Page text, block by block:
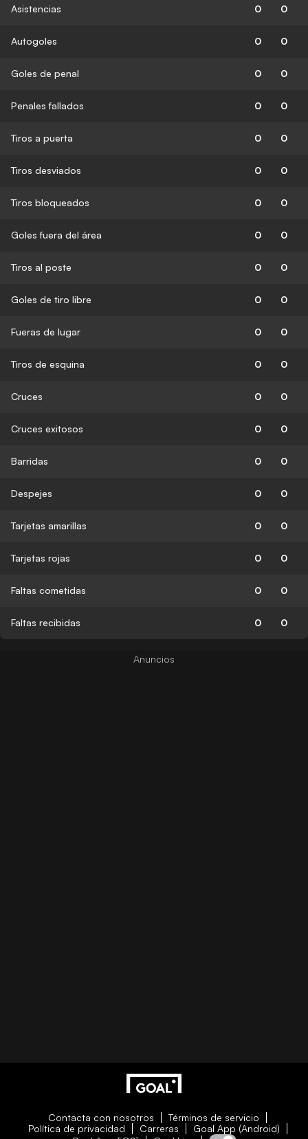
Asistencias 0 0
Autogoles 0 0
Goles de penal 0 0
Penales fallados 0 0
Tiros a puerta 0 0
Tiros desviados 0 0
Tiros bloqueados 0 0
Goles fuera del área 0 0
Tiros al poste 0 0
Goles de tiro libre 0 0
Fueras de lugar 0 0
Tiros de esquina 0 0
Cruces 0 0
Cruces exitosos 0 0
Barridas 0 0
Despejes 0 0
Tarjetas amarillas 0 0
Tarjetas rojas 0 0
Faltas cometidas 0 0
Faltas recibidas 0 0
Contacta con nosotros
Términos de servicio
Política de privacidad
Carreras
Goal App (Android)